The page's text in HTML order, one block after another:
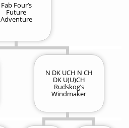
Fab Four’s
Future
Adventure
N DK UCH N CH
DK U(U)CH
Rudskog’s
Windmaker